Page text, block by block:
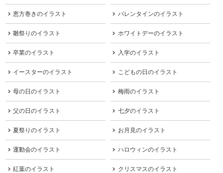
恵方巻きのイラスト バレンタインのイラスト
雛祭りのイラスト ホワイトデーのイラスト
卒業のイラスト 入学のイラスト
イースターのイラスト こどもの日のイラスト
母の日のイラスト 梅雨のイラスト
父の日のイラスト 七夕のイラスト
夏祭りのイラスト お月見のイラスト
運動会のイラスト ハロウィンのイラスト
紅葉のイラスト クリスマスのイラスト